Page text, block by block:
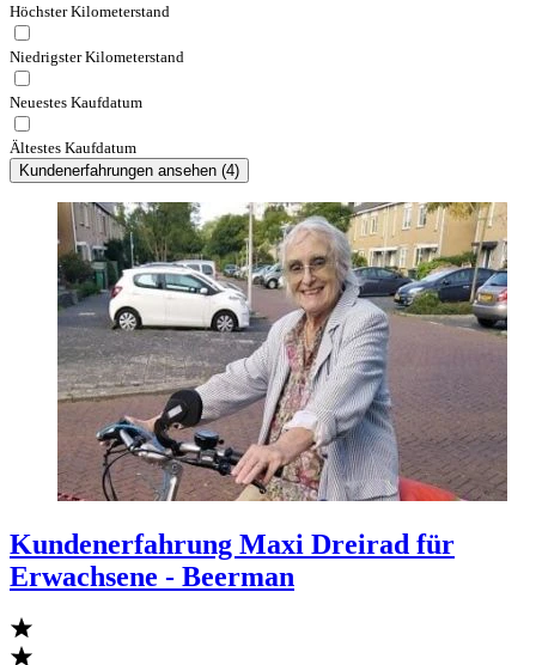
Höchster Kilometerstand
Niedrigster Kilometerstand
Neuestes Kaufdatum
Ältestes Kaufdatum
Kundenerfahrungen ansehen (4)
Kundenerfahrung Maxi Dreirad für
Erwachsene - Beerman